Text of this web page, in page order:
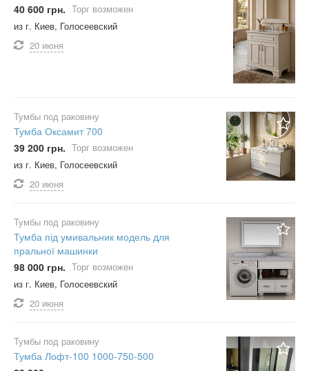
40 600 грн. Торг возможен
из г. Киев, Голосеевский
20 июня
Тумбы под раковину
Тумба Оксамит 700
39 200 грн. Торг возможен
из г. Киев, Голосеевский
20 июня
Тумбы под раковину
Тумба під умивальник модель для
пральної машинки
98 000 грн. Торг возможен
из г. Киев, Голосеевский
20 июня
Тумбы под раковину
Тумба Лофт-100 1000-750-500